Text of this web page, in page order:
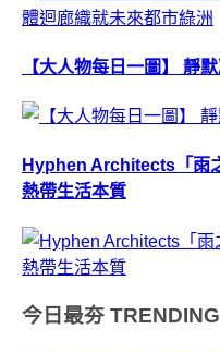
【大人物每日一圖】 靜
Hyphen Architects「雨
熱帶生活本質
今日最夯 TRENDING